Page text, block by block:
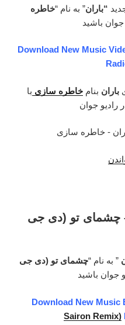
“باران” به نام “خاطره
جوان باشید
Download New Music
باران بنام خاطره سازی با
رادیو جوان
باران
سازی”
– چشمای تو (دی جی
” به نام “چشمای تو (دی جی
جوان باشید
Download New Music
Sairon Remix)